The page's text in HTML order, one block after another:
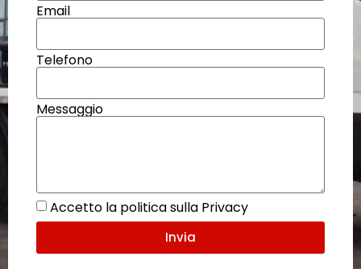
Email
Telefono
Messaggio
Accetto la politica sulla Privacy
Invia